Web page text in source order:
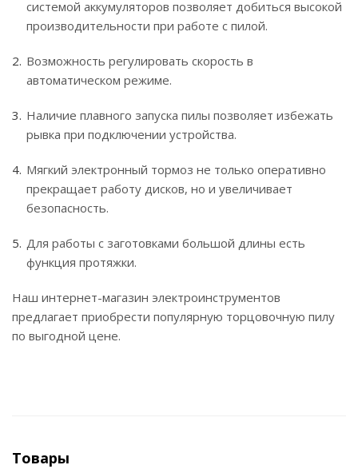
системой аккумуляторов позволяет добиться высокой
производительности при работе с пилой.
Возможность регулировать скорость в
автоматическом режиме.
Наличие плавного запуска пилы позволяет избежать
рывка при подключении устройства.
Мягкий электронный тормоз не только оперативно
прекращает работу дисков, но и увеличивает
безопасность.
Для работы с заготовками большой длины есть
функция протяжки.
Наш интернет-магазин электроинструментов
предлагает приобрести популярную торцовочную пилу
по выгодной цене.
Товары